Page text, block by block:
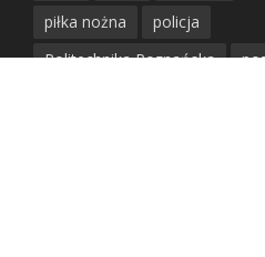
piłka nożna
policja
Politechnika Poznańska